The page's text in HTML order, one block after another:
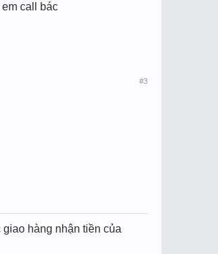
call bác
#3
hàng nhận tiền của